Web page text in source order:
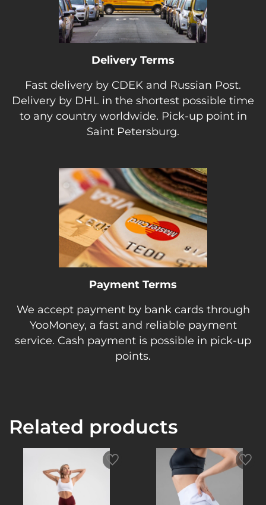
Delivery Terms
Fast delivery by CDEK and Russian Post.
Delivery by DHL in the shortest possible time
to any country worldwide. Pick-up point in
Saint Petersburg.
Payment Terms
We accept payment by bank cards through
YooMoney, a fast and reliable payment
service. Cash payment is possible in pick-up
points.
Related products